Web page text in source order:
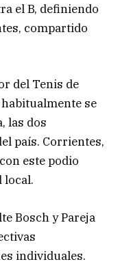
el B, definiendo
compartido
del Tenis de
se
las dos
país. Corrientes,
este podio
local.
Bosch y Pareja
individuales.